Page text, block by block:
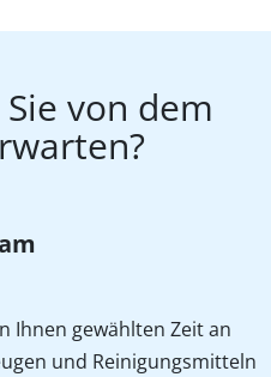
von dem
Ihnen gewählten Zeit an
und Reinigungsmitteln